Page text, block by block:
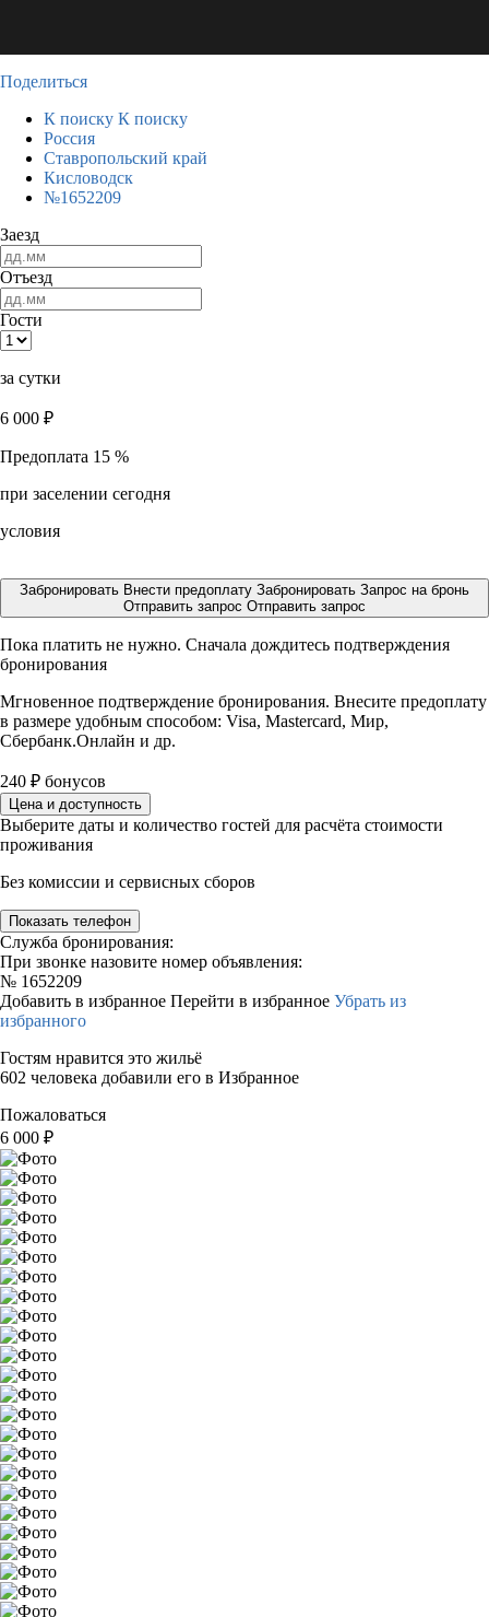
Поделиться
К поиску К поиску
Россия
Ставропольский край
Кисловодск
№1652209
Заезд
Отъезд
Гости
за сутки
6 000 ₽
Предоплата 15 %
при заселении сегодня
условия
Забронировать Внести предоплату Забронировать Запрос на бронь
Отправить запрос Отправить запрос
Пока платить не нужно. Сначала дождитесь подтверждения
бронирования
Мгновенное подтверждение бронирования. Внесите предоплату
в размере удобным способом: Visa, Mastercard, Мир,
Сбербанк.Онлайн и др.
240 ₽ бонусов
Цена и доступность
Выберите даты и количество гостей для расчёта стоимости
проживания
Без комиссии и сервисных сборов
Показать телефон
Служба бронирования:
При звонке назовите номер объявления:
№ 1652209
Добавить в избранное Перейти в избранное Убрать из
избранного
Гостям нравится это жильё
602 человека добавили его в Избранное
Пожаловаться
6 000 ₽